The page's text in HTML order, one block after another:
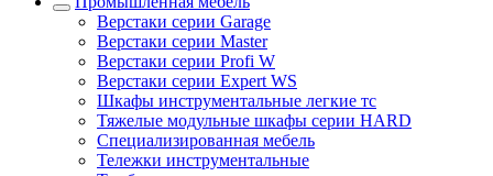
Верстаки серии Garage
Верстаки серии Master
Верстаки серии Profi W
Верстаки серии Expert WS
Шкафы инструментальные легкие тс
Тяжелые модульные шкафы серии HARD
Cпециализированная мебель
Тележки инструментальные